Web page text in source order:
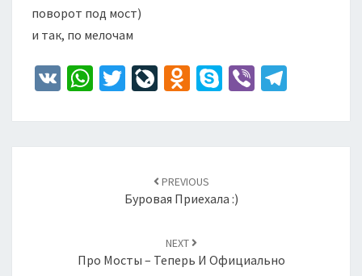
поворот под мост)
и так, по мелочам
V
W
at
sA
T
tt
er
Li
J
o
ur
n
al
O
n
o
kl
as
sn
iki
S
p
e
Vi
er gr
a
PREVIOUS
Буровая Приехала :)
NEXT
Про Мосты – Теперь И Официально